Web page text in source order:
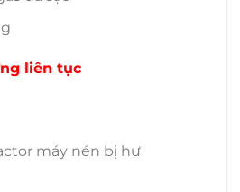
liên tục
máy nén bị hư